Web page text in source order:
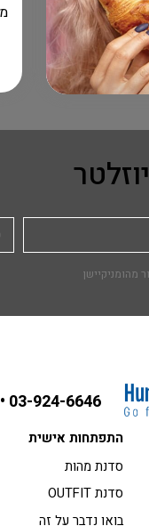
מהומניקיישן
03-924-6646
•
התפתחות אישית
סדנת מהות
סדנת OUTFIT
בואו נדבר על זה